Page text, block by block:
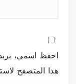
احفظ اسمي،
هذا المتصفح